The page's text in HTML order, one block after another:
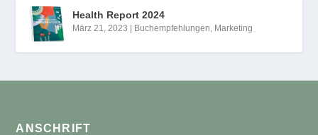
Health Report 2024
März 21, 2023 Buchempfehlungen, Marketing
ANSCHRIFT